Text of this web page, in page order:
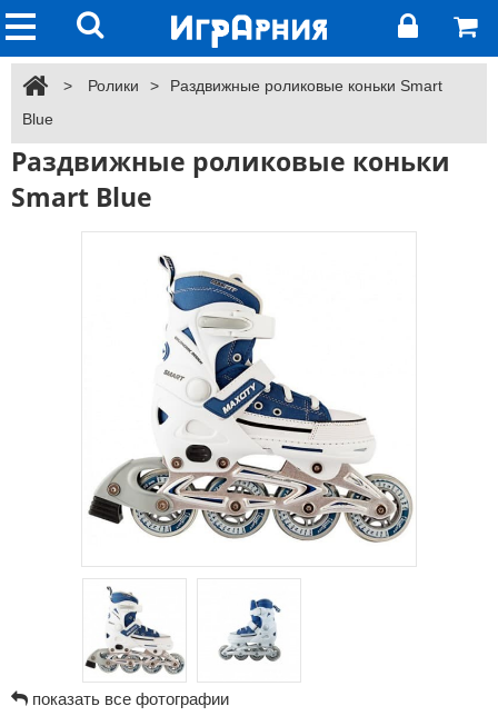
> Ролики >
Раздвижные роликовые коньки Smart
Blue
Раздвижные роликовые коньки
Smart Blue
показать все фотографии